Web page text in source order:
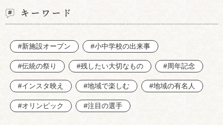
キーワード
#新施設オープン #小中学校の出来事
#伝統の祭り #残したい大切なもの #周年記念
#インスタ映え #地域で楽しむ #地域の有名人
#オリンピック #注目の選手